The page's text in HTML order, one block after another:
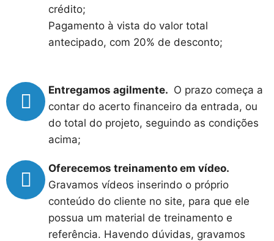
crédito;
Pagamento à vista do valor total
antecipado, com 20% de desconto;
Entregamos agilmente. O prazo começa a
contar do acerto financeiro da entrada, ou
do total do projeto, seguindo as condições
acima;
Oferecemos treinamento em vídeo.
Gravamos vídeos inserindo o próprio
conteúdo do cliente no site, para que ele
possua um material de treinamento e
referência. Havendo dúvidas, gravamos